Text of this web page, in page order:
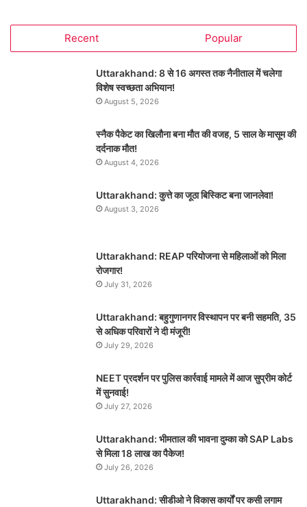
Recent Popular
Uttarakhand: 8 से 16 अगस्त तक नैनीताल में चलेगा
विशेष स्वच्छता अभियान!
August 5, 2026
स्नैक पैकेट का खिलौना बना मौत की वजह, 5 साल के मासूम की
दर्दनाक मौत!
August 4, 2026
Uttarakhand: कुत्ते का जूठा बिस्किट बना जानलेवा!
August 3, 2026
Uttarakhand: REAP परियोजना से महिलाओं को मिला
रोजगार!
July 31, 2026
Uttarakhand: बहुगुणानगर विस्थापन पर बनी सहमति, 35
से अधिक परिवारों ने दी मंजूरी!
July 29, 2026
NEET प्रदर्शन पर पुलिस कार्रवाई मामले में आज सुप्रीम कोर्ट
में सुनवाई!
July 27, 2026
Uttarakhand: भीमताल की भावना दुम्का को SAP Labs
से मिला 18 लाख का पैकेज!
July 26, 2026
Uttarakhand: सीडीओ ने विकास कार्यों पर कसी लगाम